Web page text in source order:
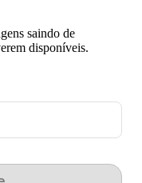
saindo de
disponíveis.